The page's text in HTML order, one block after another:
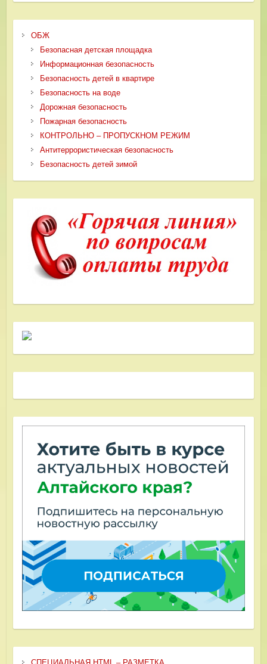
ОБЖ
Безопасная детская площадка
Информационная безопасность
Безопасность детей в квартире
Безопасность на воде
Дорожная безопасность
Пожарная безопасность
КОНТРОЛЬНО – ПРОПУСКНОМ РЕЖИМ
Антитеррористическая безопасность
Безопасность детей зимой